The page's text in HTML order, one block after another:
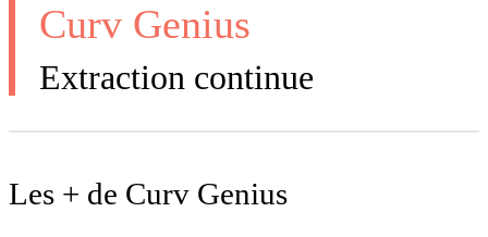
Curv Genius
Extraction continue
Les + de Curv Genius